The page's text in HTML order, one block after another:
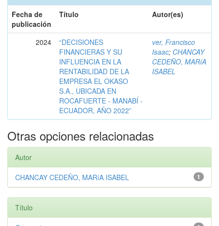
Fecha de
publicación
Título Autor(es)
2024
“DECISIONES
FINANCIERAS Y SU
INFLUENCIA EN LA
RENTABILIDAD DE LA
EMPRESA EL OKASO
S.A., UBICADA EN
ROCAFUERTE - MANABÍ -
ECUADOR, AÑO 2022”
ver, Francisco
Isaac; CHANCAY
CEDEÑO, MARíA
ISABEL
Otras opciones relacionadas
Autor
1
CHANCAY CEDEÑO, MARíA ISABEL
Título